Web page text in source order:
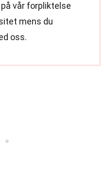
vår forpliktelse
mens du
oss.